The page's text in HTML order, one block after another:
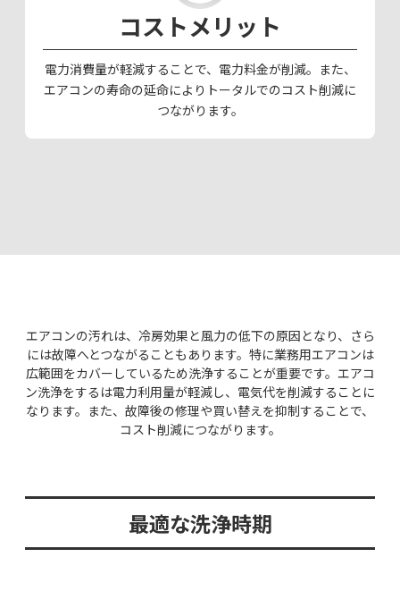
コストメリット
電力消費量が軽減することで、電力料金が削減。また、
エアコンの寿命の延命によりトータルでのコスト削減に
つながります。
エアコンの汚れは、冷房効果と風力の低下の原因となり、さら
には故障へとつながることもあります。特に業務用エアコンは
広範囲をカバーしているため洗浄することが重要です。エアコ
ン洗浄をするは電力利用量が軽減し、電気代を削減することに
なります。また、故障後の修理や買い替えを抑制することで、
コスト削減につながります。
最適な洗浄時期